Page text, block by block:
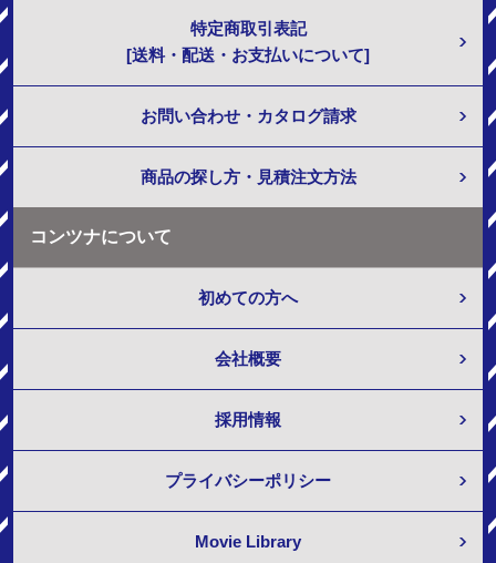
特定商取引表記
[送料・配送・お支払いについて]
お問い合わせ・カタログ請求
商品の探し方・見積注文方法
コンツナについて
初めての方へ
会社概要
採用情報
プライバシーポリシー
Movie Library